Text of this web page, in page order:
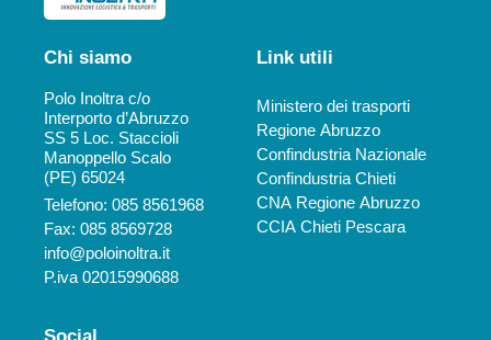
Chi siamo
Polo Inoltra c/o
Interporto d’Abruzzo
SS 5 Loc. Staccioli
Manoppello Scalo
(PE) 65024
Telefono: 085 8561968
Fax: 085 8569728
info@poloinoltra.it
P.iva 02015990688
Link utili
Ministero dei trasporti
Regione Abruzzo
Confindustria Nazionale
Confindustria Chieti
CNA Regione Abruzzo
CCIA Chieti Pescara